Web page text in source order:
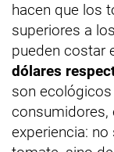
hacen que los
superiores a
pueden costar
dólares
son
consumidores,
experiencia: